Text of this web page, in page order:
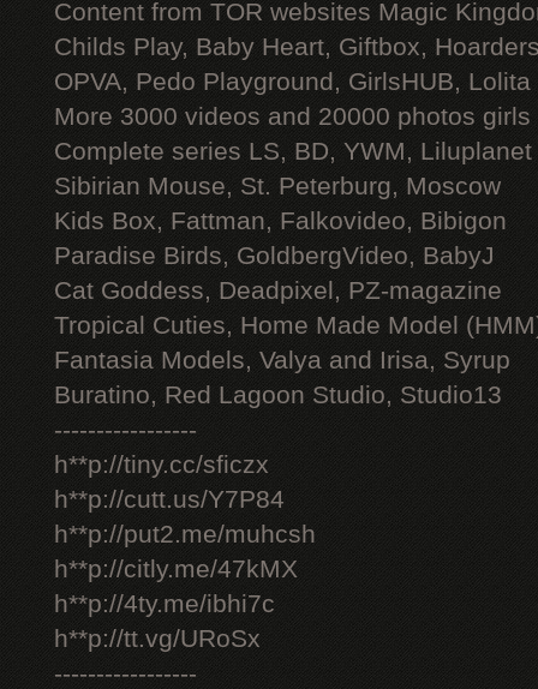
Content from TOR websites Magic
Childs Play, Baby Heart, Giftbox,
OPVA, Pedo Playground, GirlsHUB, Lolita
More 3000 videos and 20000 photos
Complete series LS, BD, YWM, Liluplanet
Sibirian Mouse, St. Peterburg, Moscow
Kids Box, Fattman, Falkovideo, Bibigon
Paradise Birds, GoldbergVideo, BabyJ
Cat Goddess, Deadpixel, PZ-magazine
Tropical Cuties, Home Made Model
Fantasia Models, Valya and Irisa, Syrup
Buratino, Red Lagoon Studio, Studio13
-----------------
h**p://tiny.cc/sficzx
h**p://cutt.us/Y7P84
h**p://put2.me/muhcsh
h**p://citly.me/47kMX
h**p://4ty.me/ibhi7c
h**p://tt.vg/URoSx
-----------------